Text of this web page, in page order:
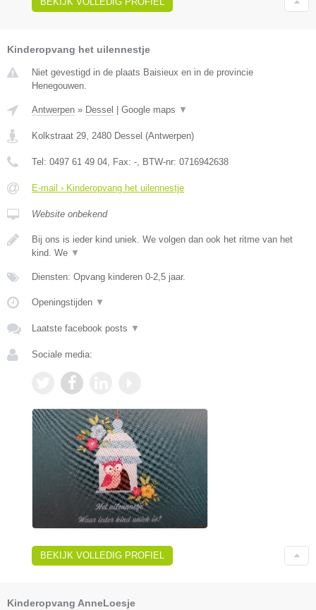
Kinderopvang het uilennestje
Niet gevestigd in de plaats Baisieux en in de provincie
Henegouwen.
Antwerpen » Dessel Google maps ▼
Kolkstraat 29, 2480 Dessel (Antwerpen)
Tel: 0497 61 49 04, Fax: -, BTW-nr: 0716942638
E-mail › Kinderopvang het uilennestje
Website onbekend
Bij ons is ieder kind uniek. We volgen dan ook het ritme van het
kind. We ▼
Diensten: Opvang kinderen 0-2,5 jaar.
Openingstijden ▼
Laatste facebook posts ▼
Sociale media:
BEKIJK VOLLEDIG PROFIEL
Kinderopvang AnneLoesje